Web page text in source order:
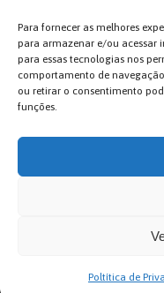
Para fornecer as melhores
para armazenar e/ou acessar
para essas tecnologias nos
comportamento de
ou retirar o consentimento
funções.
Poltítica de
Supervisão de pós-doutorado
Supervisão de pós-
Orientações de outra
Exposições
Terras Indígenas
Projetos